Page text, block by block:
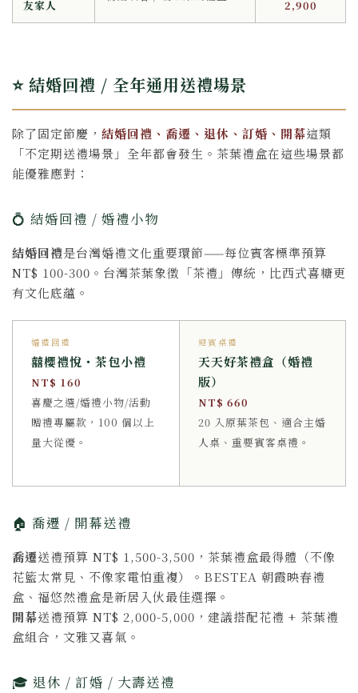
友家人
2,900
⭐ 結婚回禮 / 全年通用送禮場景
除了固定節慶， 結婚回禮、喬遷、退休、訂婚、開幕這類
「不定期送禮場景」全年都會發生。茶葉禮盒在這些場景都
能優雅應對：
💍 結婚回禮 / 婚禮小物
結婚回禮是台灣婚禮文化重要環節——每位賓客標準預算
NT$ 100-300。台灣茶葉象徵「茶禮」傳統，比西式喜糖更
有文化底蘊。
婚禮回禮
囍櫻禮悅・茶包小禮
NT$ 160
喜慶之選/婚禮小物/活動
贈禮專屬款，100 個以上
量大從優。
迎賓桌禮
天天好茶禮盒（婚禮
版）
NT$ 660
20 入原葉茶包、適合主婚
人桌、重要賓客桌禮。
🏠 喬遷 / 開幕送禮
喬遷送禮預算 NT$ 1,500-3,500，茶葉禮盒最得體（不像
花籃太常見、不像家電怕重複）。BESTEA 朝霞映春禮
盒、福悠然禮盒是新居入伙最佳選擇。
開幕送禮預算 NT$ 2,000-5,000，建議搭配花禮 + 茶葉禮
盒組合，文雅又喜氣。
🎓 退休 / 訂婚 / 大壽送禮